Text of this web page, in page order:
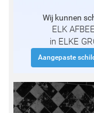
Wij kunnen
ELK
in ELKE
Aangepaste